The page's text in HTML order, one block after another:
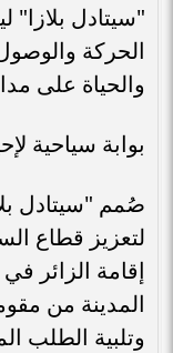
"سيتادل بلازا"
الحركة
والحياة على
بوابة سياحية
صُمم "سيتادل
لتعزيز قطاع
إقامة الزائر
المدينة من
وتلبية الطلب